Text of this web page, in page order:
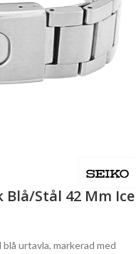
Blå/Stål 42 Mm Ice
urtavla, markerad med